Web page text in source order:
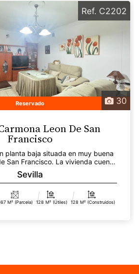
30
Ref. C2202
Reservado
Leon De San
Francisco
planta baja situada en muy buena
San Francisco. La vivienda cuenta
co...
Sevilla
M² (parcela) 128 M² (útiles) 128 M² (construidos)